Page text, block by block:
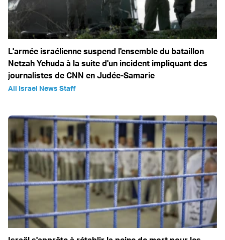
L'armée israélienne suspend l'ensemble du bataillon
Netzah Yehuda à la suite d'un incident impliquant des
journalistes de CNN en Judée-Samarie
All Israel News Staff